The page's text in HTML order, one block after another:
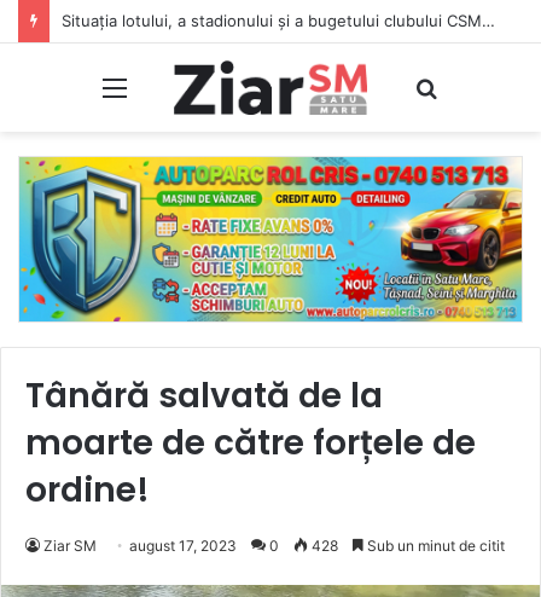
Situația lotului, a stadionului și a bugetului clubului CSM Olimpia Satu Mare. Vezi lotul complet
Meniu
Tânără salvată de la
moarte de către forțele de
ordine!
Ziar SM august 17, 2023 0 428 Sub un minut de citit